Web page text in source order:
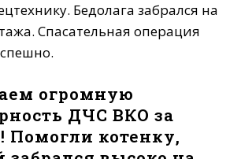
Бедолага забрался на
Спасательная операция
огромную
ДЧС ВКО за
Помогли котенку,